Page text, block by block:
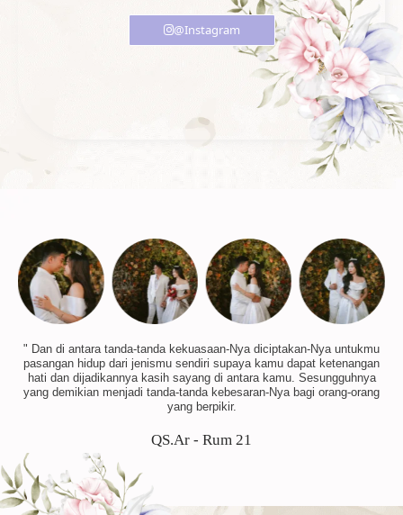
@Instagram
" Dan di antara tanda-tanda kekuasaan-Nya diciptakan-Nya untukmu
pasangan hidup dari jenismu sendiri supaya kamu dapat ketenangan
hati dan dijadikannya kasih sayang di antara kamu. Sesungguhnya
yang demikian menjadi tanda-tanda kebesaran-Nya bagi orang-orang
yang berpikir.
QS.Ar - Rum 21